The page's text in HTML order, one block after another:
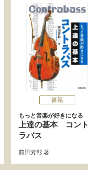
書籍
もっと音楽が好きになる
上達の基本 コント
ラバス
前田芳彰 著